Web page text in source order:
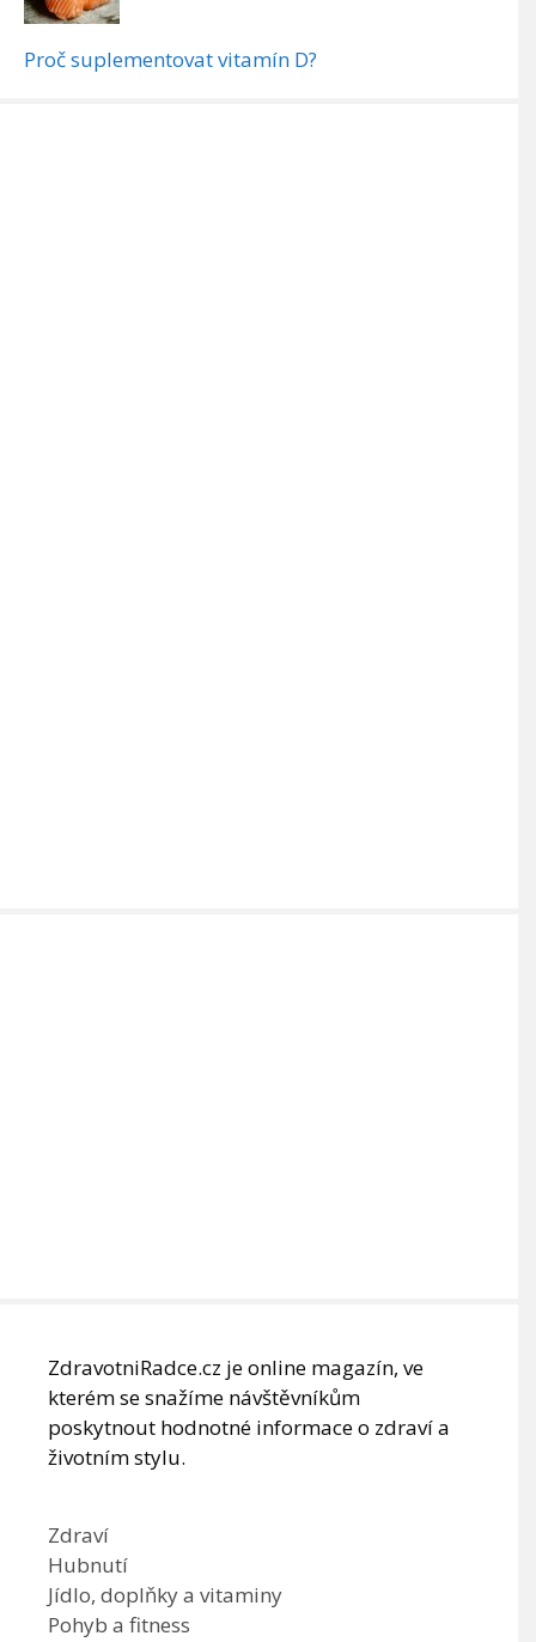
Proč suplementovat vitamín D?
ZdravotniRadce.cz je online magazín, ve
kterém se snažíme návštěvníkům
poskytnout hodnotné informace o zdraví a
životním stylu.
Zdraví
Hubnutí
Jídlo, doplňky a vitaminy
Pohyb a fitness